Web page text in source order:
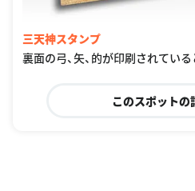
三天神スタンプ
裏面の弓、矢、的が印刷されてい
このスポットの